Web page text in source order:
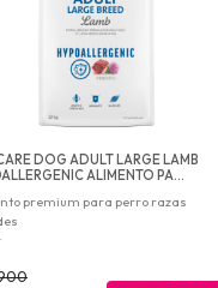
DOG ADULT LARGE LAMB
ALIMENTO PA...
premium para perro razas